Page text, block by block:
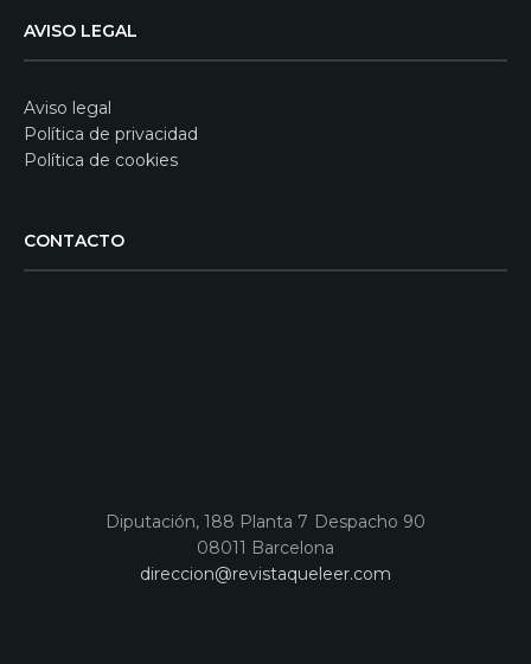
AVISO LEGAL
Aviso legal
Política de privacidad
Política de cookies
CONTACTO
Diputación, 188 Planta 7 Despacho 90
08011 Barcelona
direccion@revistaqueleer.com